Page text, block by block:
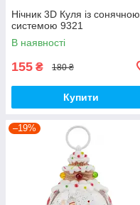
Нічник 3D Куля із сонячною
системою 9321
В наявності
155 ₴ 180 ₴
Купити
–19%